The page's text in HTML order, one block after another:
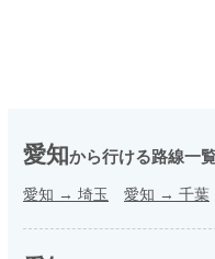
愛知から行ける路線一
愛知 → 埼玉 愛知 → 千葉